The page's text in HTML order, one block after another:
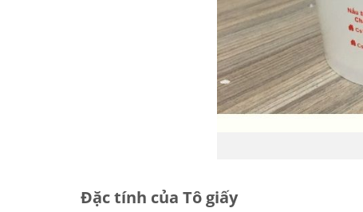
Đặc tính của Tô giấy